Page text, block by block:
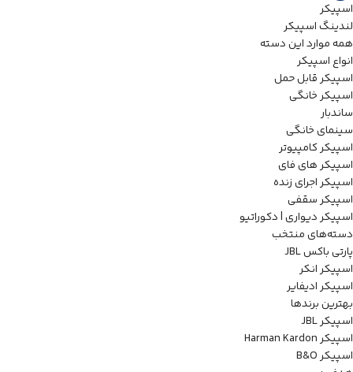
اسپیکر
لندینگ اسپیکر
همه موارد این دسته
انواع اسپیکر
اسپیکر قابل حمل
اسپیکر خانگی
ساندبار
سینمای خانگی
اسپیکر کامپیوتر
اسپیکر های فای
اسپیکر اجرای زنده
اسپیکر سقفی
اسپیکر دیواری | دکوراتیو
دسته‌های منتخب
پارتی باکس JBL
اسپیکر انکر
اسپیکر ادیفایر
بهترین برندها
اسپیکر JBL
اسپیکر Harman Kardon
اسپیکر B&O